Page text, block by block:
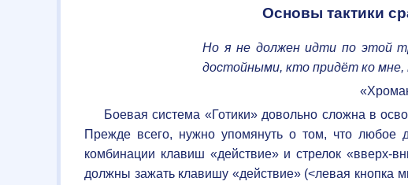
Основы тактики
Но я не должен идти по этой
достойными, кто придёт ко мне,
Боевая система «Готики» довольно сложна в
Прежде всего, нужно упомянуть о том, что любое
комбинации клавиш «действие» и стрелок «вверх-
должны зажать клавишу «действие» (<левая кнопка